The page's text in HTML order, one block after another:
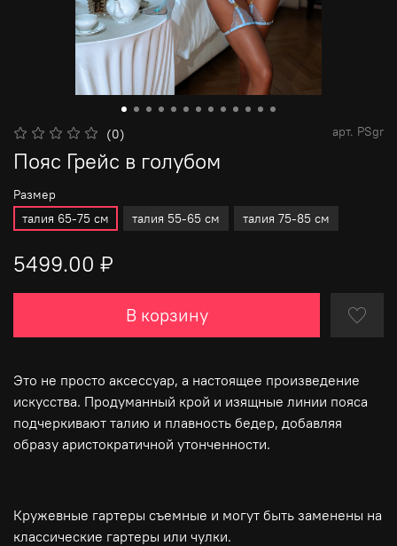
(0) арт. PSgr
Пояс Грейс в голубом
Размер
талия 65-75 см
талия 55-65 см талия 75-85 см
5499.00 ₽
В корзину
Это не просто аксессуар, а настоящее произведение
искусства. Продуманный крой и изящные линии пояса
подчеркивают талию и плавность бедер, добавляя
образу аристократичной утонченности.
Кружевные гартеры съемные и могут быть заменены на
классические гартеры или чулки.